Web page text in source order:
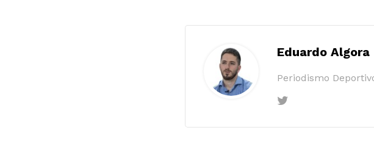
Eduardo Algora
Periodismo